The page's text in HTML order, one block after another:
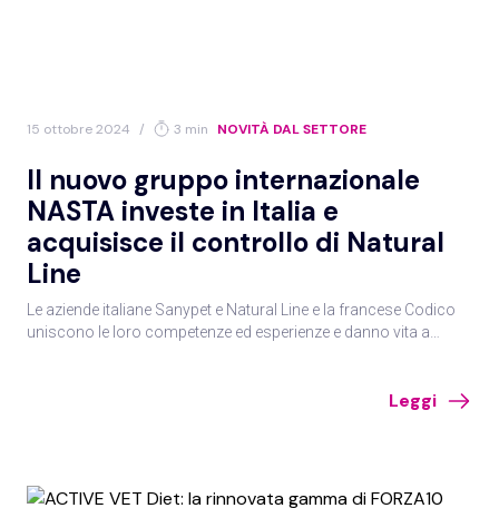
15 ottobre 2024 / 3 min NOVITÀ DAL SETTORE
Il nuovo gruppo internazionale
NASTA investe in Italia e
acquisisce il controllo di Natural
Line
Le aziende italiane Sanypet e Natural Line e la francese Codico
uniscono le loro competenze ed esperienze e danno vita a
Leggi